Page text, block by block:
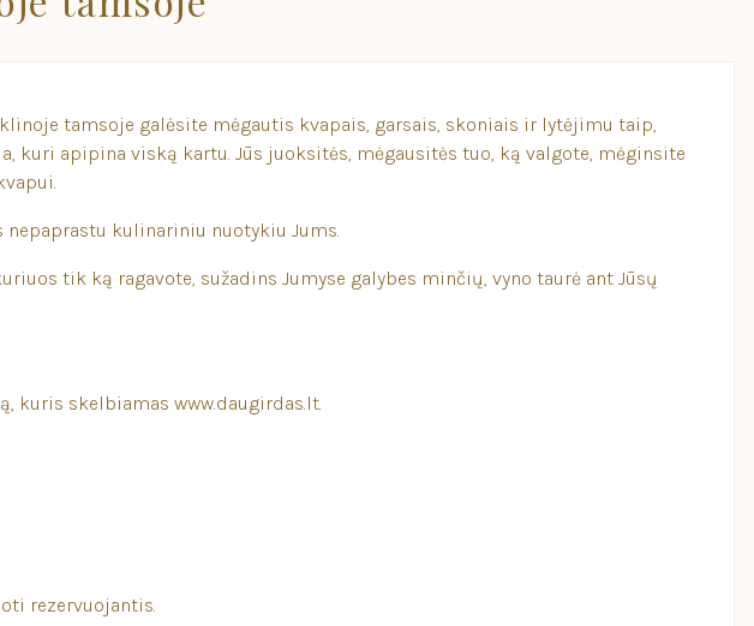
tamsoje galėsite mėgautis kvapais, garsais, skoniais ir lytėjimu taip,
kuri apipina viską kartu. Jūs juoksitės, mėgausitės tuo, ką valgote, mėginsite
kulinariniu nuotykiu Jums.
tik ką ragavote, sužadins Jumyse galybes minčių, vyno taurė ant Jūsų
kuris skelbiamas www.daugirdas.lt.
rezervuojantis.